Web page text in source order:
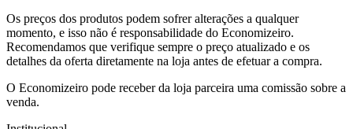
Os preços dos produtos podem sofrer alterações a qualquer
momento, e isso não é responsabilidade do Economizeiro.
Recomendamos que verifique sempre o preço atualizado e os
detalhes da oferta diretamente na loja antes de efetuar a compra.
O Economizeiro pode receber da loja parceira uma comissão sobre a
venda.